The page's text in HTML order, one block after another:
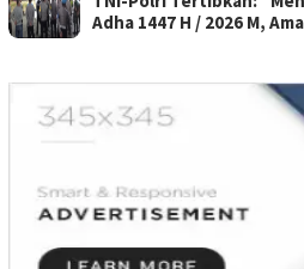
Adha 1447 H / 2026 M,